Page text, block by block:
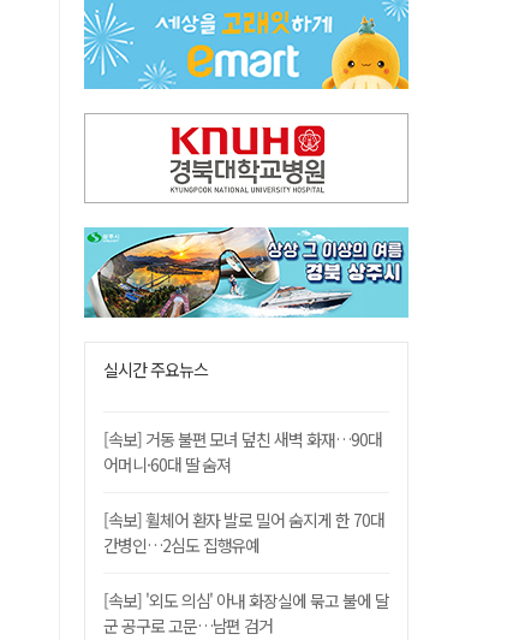
경찰, 9월 초부터 상피제 전격 실시…가족 사건 수사 못해
"3세 아동 학대"…대구 북구 국공립어린이집 교사 2명 검찰 송치
봉화서 주택 에어컨 실외기에서 시작된 불… 주택 화재로 번져
실시간 주요뉴스
[속보] 거동 불편 모녀 덮친 새벽 화재…90대
어머니·60대 딸 숨져
[속보] 휠체어 환자 발로 밀어 숨지게 한 70대
간병인…2심도 집행유예
[속보] '외도 의심' 아내 화장실에 묶고 불에 달
군 공구로 고문…남편 검거